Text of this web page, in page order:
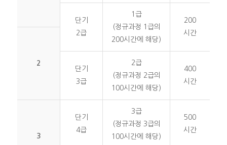
단기
2급
1급
(정규과정 1급의
200시간에 해당)
200
시간
2
단기
3급
2급
(정규과정 2급의
100시간에 해당)
400
시간
3
단기
4급
3급
(정규과정 3급의
100시간에 해당)
500
시간